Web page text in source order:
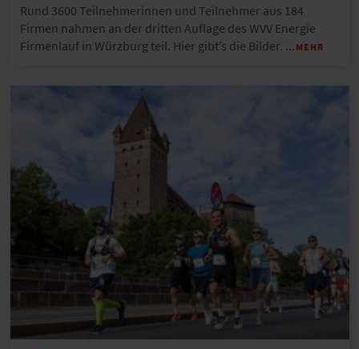
Rund 3600 Teilnehmerinnen und Teilnehmer aus 184
Firmen nahmen an der dritten Auflage des WVV Energie
Firmenlauf in Würzburg teil. Hier gibt’s die Bilder. …MEHR